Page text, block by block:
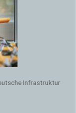
Infrastruktur